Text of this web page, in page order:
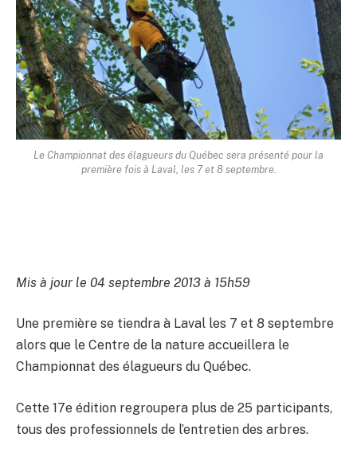
Le Championnat des élagueurs du Québec sera présenté pour la
première fois à Laval, les 7 et 8 septembre.
Mis à jour le 04 septembre 2013 à 15h59
Une première se tiendra à Laval les 7 et 8 septembre
alors que le Centre de la nature accueillera le
Championnat des élagueurs du Québec.
Cette 17e édition regroupera plus de 25 participants,
tous des professionnels de l’entretien des arbres.